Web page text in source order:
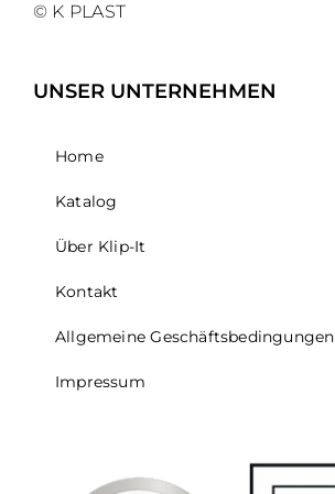
© K PLAST
UNSER UNTERNEHMEN
Home
Katalog
Über Klip-It
Kontakt
Allgemeine Geschäftsbedingungen
Impressum